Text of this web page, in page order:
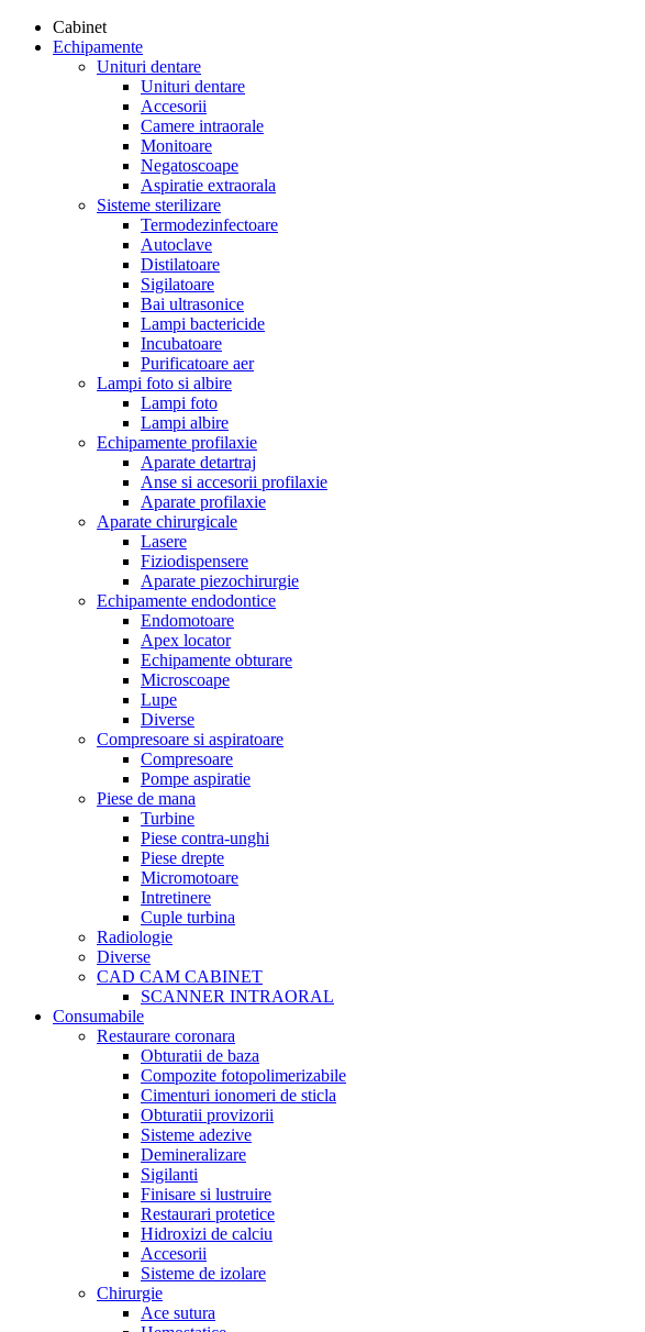
Cabinet
Echipamente
Unituri dentare
Unituri dentare
Accesorii
Camere intraorale
Monitoare
Negatoscoape
Aspiratie extraorala
Sisteme sterilizare
Termodezinfectoare
Autoclave
Distilatoare
Sigilatoare
Bai ultrasonice
Lampi bactericide
Incubatoare
Purificatoare aer
Lampi foto si albire
Lampi foto
Lampi albire
Echipamente profilaxie
Aparate detartraj
Anse si accesorii profilaxie
Aparate profilaxie
Aparate chirurgicale
Lasere
Fiziodispensere
Aparate piezochirurgie
Echipamente endodontice
Endomotoare
Apex locator
Echipamente obturare
Microscoape
Lupe
Diverse
Compresoare si aspiratoare
Compresoare
Pompe aspiratie
Piese de mana
Turbine
Piese contra-unghi
Piese drepte
Micromotoare
Intretinere
Cuple turbina
Radiologie
Diverse
CAD CAM CABINET
SCANNER INTRAORAL
Consumabile
Restaurare coronara
Obturatii de baza
Compozite fotopolimerizabile
Cimenturi ionomeri de sticla
Obturatii provizorii
Sisteme adezive
Demineralizare
Sigilanti
Finisare si lustruire
Restaurari protetice
Hidroxizi de calciu
Accesorii
Sisteme de izolare
Chirurgie
Ace sutura